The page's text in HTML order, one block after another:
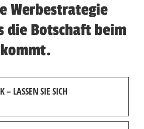
Werbestrategie
die Botschaft beim
– LASSEN SIE SICH